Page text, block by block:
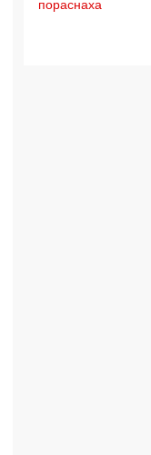
пораснаха